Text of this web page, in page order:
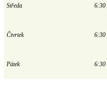
Středa 6:30
Čtvrtek 6:30
Pátek 6:30